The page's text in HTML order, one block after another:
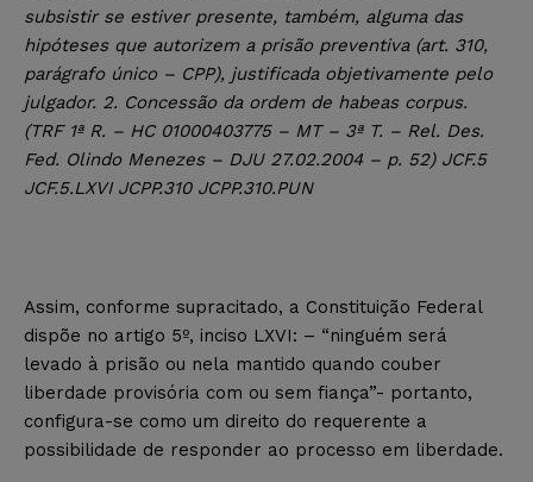
subsistir se estiver presente, também, alguma das
hipóteses que autorizem a prisão preventiva (art. 310,
parágrafo único – CPP), justificada objetivamente pelo
julgador. 2. Concessão da ordem de habeas corpus.
(TRF 1ª R. – HC 01000403775 – MT – 3ª T. – Rel. Des.
Fed. Olindo Menezes – DJU 27.02.2004 – p. 52) JCF.5
JCF.5.LXVI JCPP.310 JCPP.310.PUN
Assim, conforme supracitado, a Constituição Federal
dispõe no artigo 5º, inciso LXVI: – “ninguém será
levado à prisão ou nela mantido quando couber
liberdade provisória com ou sem fiança”- portanto,
configura-se como um direito do requerente a
possibilidade de responder ao processo em liberdade.